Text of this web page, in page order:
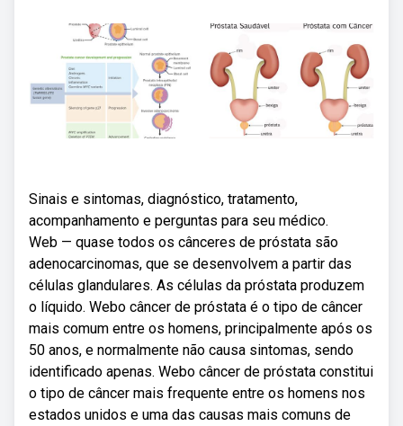
Sinais e sintomas, diagnóstico, tratamento,
acompanhamento e perguntas para seu médico.
Web — quase todos os cânceres de próstata são
adenocarcinomas, que se desenvolvem a partir das
células glandulares. As células da próstata produzem
o líquido. Webo câncer de próstata é o tipo de câncer
mais comum entre os homens, principalmente após os
50 anos, e normalmente não causa sintomas, sendo
identificado apenas. Webo câncer de próstata constitui
o tipo de câncer mais frequente entre os homens nos
estados unidos e uma das causas mais comuns de